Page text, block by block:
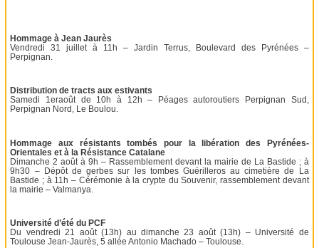
Hommage à Jean Jaurès
Vendredi 31 juillet à 11h – Jardin Terrus, Boulevard des Pyrénées –
Perpignan.
Distribution de tracts aux estivants
Samedi 1eraoût de 10h à 12h – Péages autoroutiers Perpignan Sud,
Perpignan Nord, Le Boulou.
Hommage aux résistants tombés pour la libération des Pyrénées-
Orientales et à la Résistance Catalane
Dimanche 2 août à 9h – Rassemblement devant la mairie de La Bastide ; à
9h30 – Dépôt de gerbes sur les tombes Guérilleros au cimetière de La
Bastide ; à 11h – Cérémonie à la crypte du Souvenir, rassemblement devant
la mairie – Valmanya.
Université d’été du PCF
Du vendredi 21 août (13h) au dimanche 23 août (13h) – Université de
Toulouse Jean-Jaurès, 5 allée Antonio Machado – Toulouse.